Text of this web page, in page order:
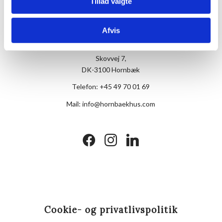
Afvis
Hotel Hornbækhus
Skovvej 7,
DK-3100 Hornbæk
Telefon: +45 49 70 01 69
Mail:info@hornbaekhus.com
facebookinstagramlinkedin
Cookie- og privatlivspolitik